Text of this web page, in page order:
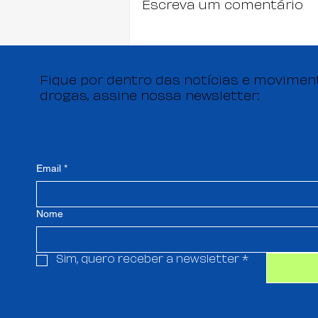
A regulamentação da
chegar?
Escreva um comentário
Fique por dentro das notícias e
drogas, assine nossa newsletter:
Email *
Nome
Sim, quero receber a newsletter *